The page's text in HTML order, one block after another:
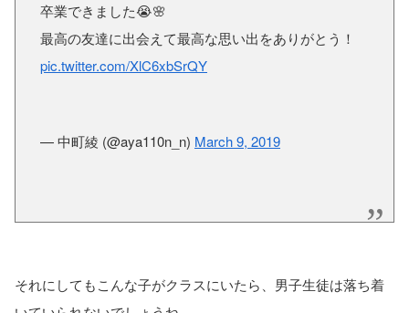
卒業できました😭🌸
最高の友達に出会えて最高な思い出をありがとう！
pic.twitter.com/XlC6xbSrQY
— 中町綾 (@aya110n_n) March 9, 2019
それにしてもこんな子がクラスにいたら、男子生徒は落ち着